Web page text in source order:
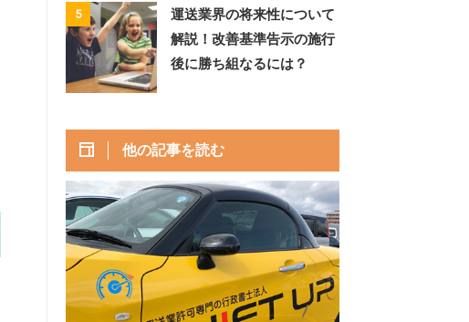
5
運送業界の将来性について
解説！改善基準告示の施行
後に勝ち組なるには？
他の記事を読む